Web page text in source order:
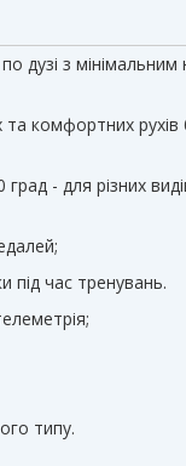
дузі з
та комфортних
- для різних
під час тренувань.
типу.